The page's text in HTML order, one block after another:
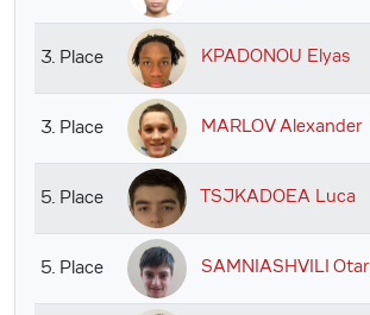
3. Place KPADONOU Elyas
3. Place MARLOV Alexander
5. Place TSJKADOEA Luca
5. Place SAMNIASHVILI Otar